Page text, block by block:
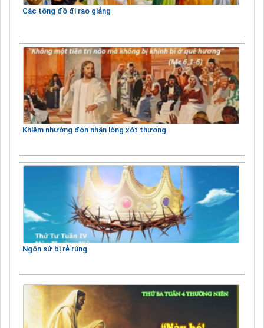
Các tông đồ đi rao giảng
Khiêm nhường đón nhận lòng xót thương
Ngôn sứ bị rẻ rúng